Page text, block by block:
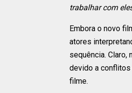
trabalhar com
Embora o novo
atores
sequência. Claro,
devido a conflitos
filme.